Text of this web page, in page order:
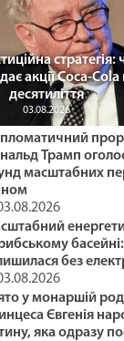
ЗЛО /1477/
ГІМАЛАЇ /1476/
ГОЛІАФ? /1475/
Ісуса. Мт
акції Coca-
десятиліття
03.08.2026
Трамп
масштабних
без
у монаршій
Євгенія
яка одразу